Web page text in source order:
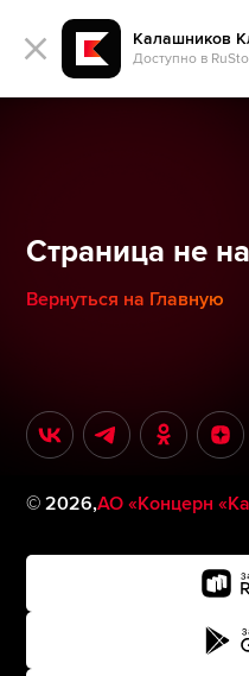
Калашников
Доступно в
Страница не
Вернуться на Главную
©2026,АО «Концерн